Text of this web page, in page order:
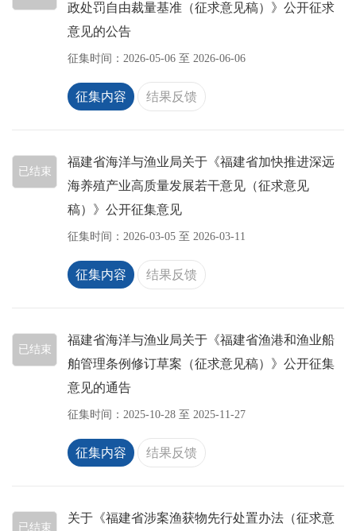
政处罚自由裁量基准（征求意见稿）》公开征求
意见的公告
征集时间： 2026-05-06 至 2026-06-06
征集内容 结果反馈
已结束
福建省海洋与渔业局关于《福建省加快推进深远
海养殖产业高质量发展若干意见（征求意见
稿）》公开征集意见
征集时间： 2026-03-05 至 2026-03-11
征集内容 结果反馈
已结束
福建省海洋与渔业局关于《福建省渔港和渔业船
舶管理条例修订草案（征求意见稿）》公开征集
意见的通告
征集时间： 2025-10-28 至 2025-11-27
征集内容 结果反馈
已结束
关于《福建省涉案渔获物先行处置办法（征求意